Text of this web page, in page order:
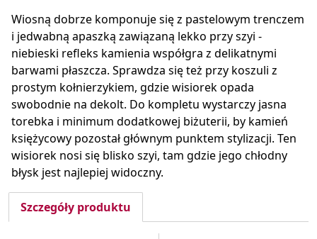
Wiosną dobrze komponuje się z pastelowym trenczem
i jedwabną apaszką zawiązaną lekko przy szyi -
niebieski refleks kamienia współgra z delikatnymi
barwami płaszcza. Sprawdza się też przy koszuli z
prostym kołnierzykiem, gdzie wisiorek opada
swobodnie na dekolt. Do kompletu wystarczy jasna
torebka i minimum dodatkowej biżuterii, by kamień
księżycowy pozostał głównym punktem stylizacji. Ten
wisiorek nosi się blisko szyi, tam gdzie jego chłodny
błysk jest najlepiej widoczny.
Szczegóły produktu